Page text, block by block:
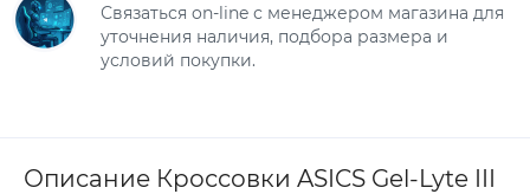
Связаться on-line с менеджером магазина для
уточнения наличия, подбора размера и
условий покупки.
Описание Кроссовки ASICS Gel-Lyte III